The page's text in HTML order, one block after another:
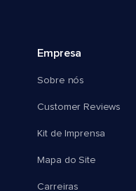
Empresa
Sobre nós
Customer Reviews
Kit de Imprensa
Mapa do Site
Carreiras